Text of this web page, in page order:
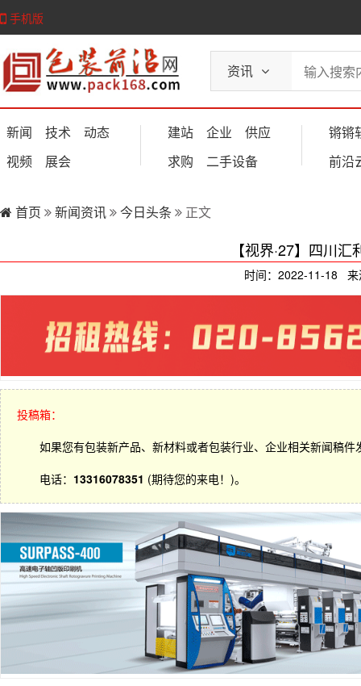
手机版
资讯
新闻 技术
动态
视频
展会
建站 企业
供应
求购
二手设备
锵锵
前沿
首页 新闻资讯 今日头条 正文
【视界·27】四川
时间：2022-11-18
投稿箱：
如果您有包装新产品、新材料或者包装行业、企业相关新闻稿
电话： 13316078351 (期待您的来电！)。